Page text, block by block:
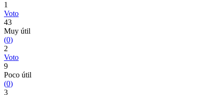
1
Voto
43
Muy útil
(0)
2
Voto
9
Poco útil
(0)
3